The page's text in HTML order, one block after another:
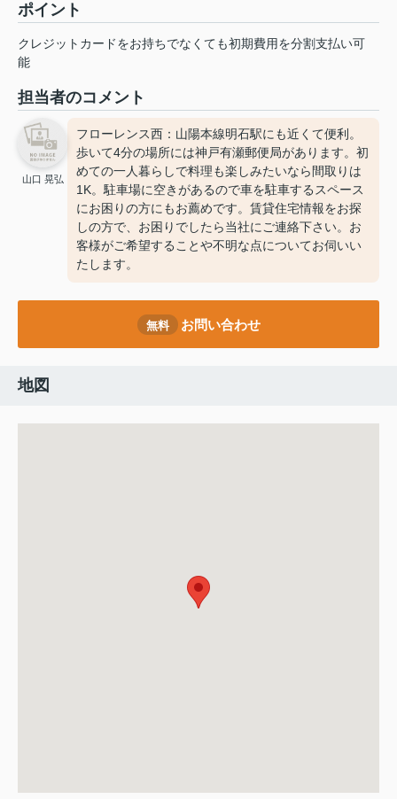
ポイント
クレジットカードをお持ちでなくても初期費用を分割支払い可
能
担当者のコメント
山口 晃弘
フローレンス西：山陽本線明石駅にも近くて便利。
歩いて4分の場所には神戸有瀬郵便局があります。初
めての一人暮らしで料理も楽しみたいなら間取りは
1K。駐車場に空きがあるので車を駐車するスペース
にお困りの方にもお薦めです。賃貸住宅情報をお探
しの方で、お困りでしたら当社にご連絡下さい。お
客様がご希望することや不明な点についてお伺いい
たします。
無料 お問い合わせ
地図